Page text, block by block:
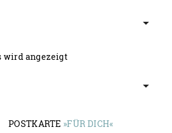
wird angezeigt
POSTKARTE »FÜR DICH«